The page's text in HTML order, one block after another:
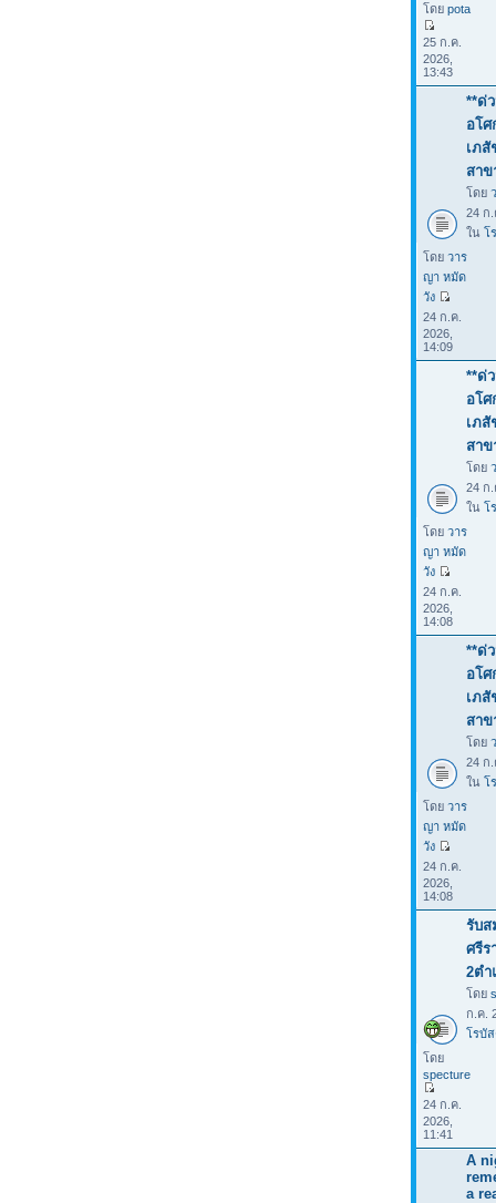
โดย pota
25 ก.ค.
2026,
13:43
**ด่
อโ
เภสั
สาข
โดย
24 ก.
ใน โ
โดย วาร
ญา หมัด
วัง
24 ก.ค.
2026,
14:09
**ด่
อโ
เภสั
สาข
โดย
24 ก.
ใน โ
โดย วาร
ญา หมัด
วัง
24 ก.ค.
2026,
14:08
**ด่
อโ
เภสั
สาข
โดย
24 ก.
ใน โ
โดย วาร
ญา หมัด
วัง
24 ก.ค.
2026,
14:08
รับส
ศรีร
2ตำ
โดย
ก.ค.
โรบั
โดย
specture
24 ก.ค.
2026,
11:41
A
a